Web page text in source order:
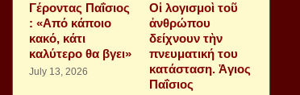
Γέροντας Παΐσιος
: «Από κάποιο
κακό, κάτι
καλύτερο θα βγει»
July 13, 2026
Οἱ λογισμοὶ τοῦ
ἀνθρώπου
δείχνουν τὴν
πνευματική του
κατάσταση. Ἁγιος
Παΐσιος